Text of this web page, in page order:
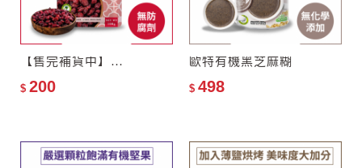
【售完補貨中】滿分優果–有機全果蔓越莓乾
$ 200
歐特有機黑芝麻糊
$ 498